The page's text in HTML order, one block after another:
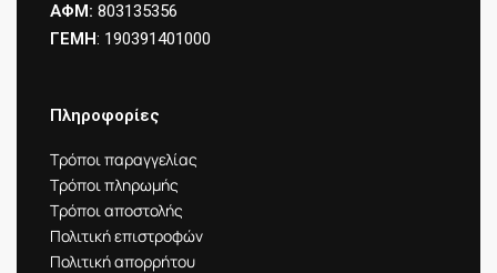
ΑΦΜ: 803135356
ΓΕΜΗ: 190391401000
Πληροφορίες
Τρόποι παραγγελίας
Τρόποι πληρωμής
Τρόποι αποστολής
Πολιτική επιστροφών
Πολιτική απορρήτου